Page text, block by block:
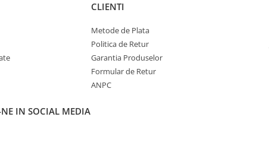
CLIENTI
Metode de Plata
Politica de Retur
Garantia Produselor
Formular de Retur
ANPC
NE IN SOCIAL MEDIA